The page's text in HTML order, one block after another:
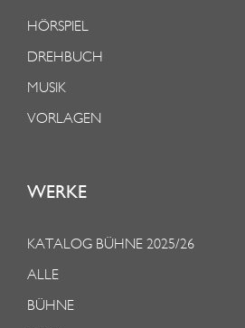
HÖRSPIEL
DREHBUCH
MUSIK
VORLAGEN
WERKE
KATALOG BÜHNE 2025/26
ALLE
BÜHNE